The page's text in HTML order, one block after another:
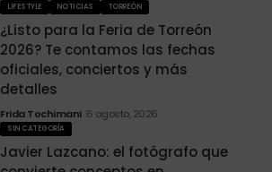
LIFESTYLE NOTICIAS TORREÓN
¿Listo para la Feria de Torreón
2026? Te contamos las fechas
oficiales, conciertos y más
detalles
Frida Tochimani 6 agosto, 2026
SIN CATEGORÍA
Javier Lazcano: el fotógrafo que